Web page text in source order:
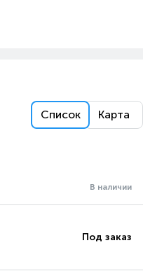
Список Карта
В наличии
Под заказ